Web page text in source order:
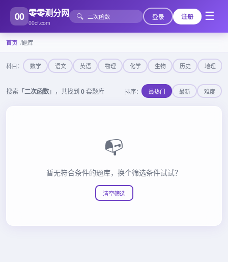
00 零零测分网
00cf.com
🔍 登录 注册 ☰
首页 题库
科目： 数学 语文 英语 物理 化学 生物 历史 地理
搜索「二次函数」，共找到0套题库 排序： 最热门 最新 难度
📭
暂无符合条件的题库，换个筛选条件试试？
清空筛选